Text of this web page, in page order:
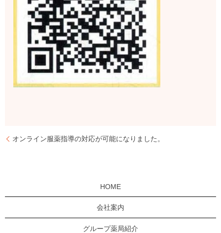
オンライン服薬指導の対応が可能になりました。
HOME
会社案内
グループ薬局紹介